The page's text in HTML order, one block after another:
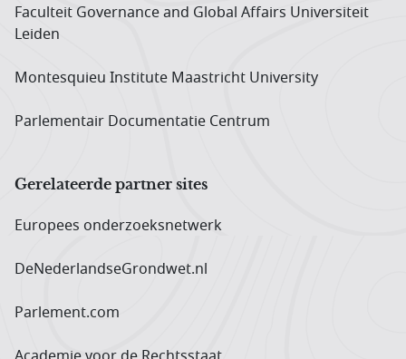
Faculteit Governance and Global Affairs Universiteit
Leiden
Montesquieu Institute Maastricht University
Parlementair Documentatie Centrum
Gerelateerde partner sites
Europees onderzoeks­netwerk
DeNederlandseGrondwet.nl
Parlement.com